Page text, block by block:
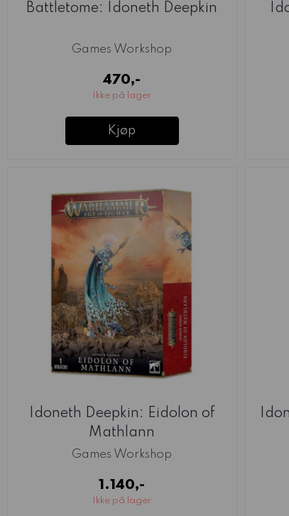
Battletome: Idoneth Deepkin
Games Workshop
470,-
Ikke på lager
Kjøp
Idoneth Deepkin: Eidolon of
Mathlann
Games Workshop
1.140,-
Ikke på lager